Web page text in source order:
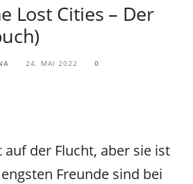
Lost Cities – Der
24. MAI 2022 0
auf der Flucht, aber sie ist
Freunde sind bei